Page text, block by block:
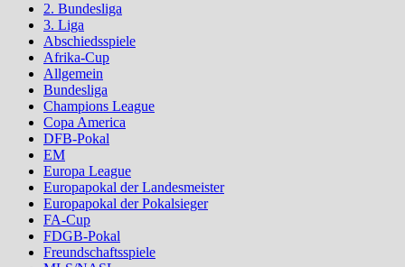
2. Bundesliga
3. Liga
Abschiedsspiele
Afrika-Cup
Allgemein
Bundesliga
Champions League
Copa America
DFB-Pokal
EM
Europa League
Europapokal der Landesmeister
Europapokal der Pokalsieger
FA-Cup
FDGB-Pokal
Freundschaftsspiele